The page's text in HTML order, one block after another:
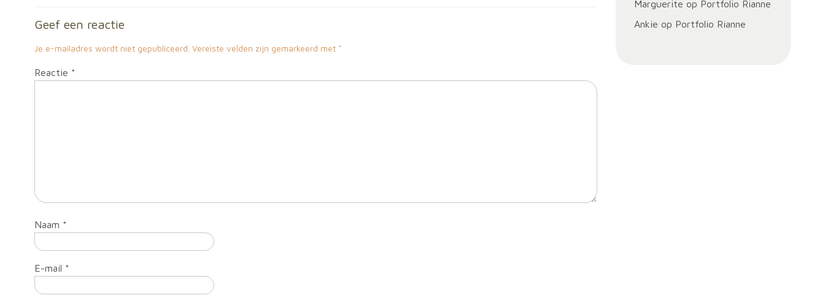
Geef een reactie
Je e-mailadres wordt niet gepubliceerd. Vereiste velden zijn gemarkeerd met *
Reactie *
Naam *
E-mail *
Marguerite op Portfolio Rianne
Ankie op Portfolio Rianne